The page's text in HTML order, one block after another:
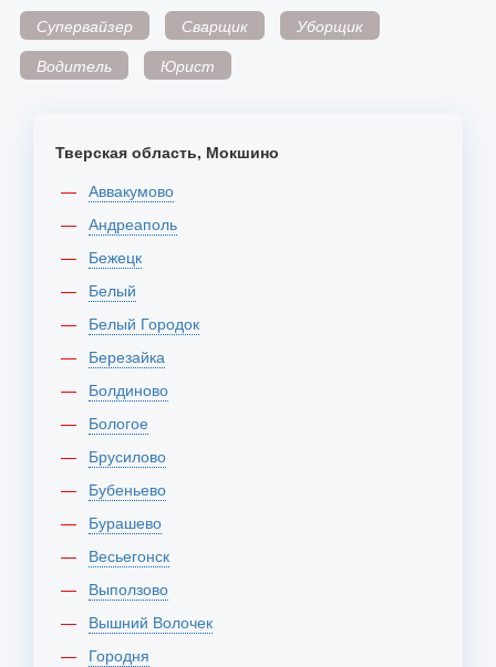
Супервайзер
Сварщик
Уборщик
Водитель
Юрист
Тверская область, Мокшино
Аввакумово
Андреаполь
Бежецк
Белый
Белый Городок
Березайка
Болдиново
Бологое
Брусилово
Бубеньево
Бурашево
Весьегонск
Выползово
Вышний Волочек
Городня